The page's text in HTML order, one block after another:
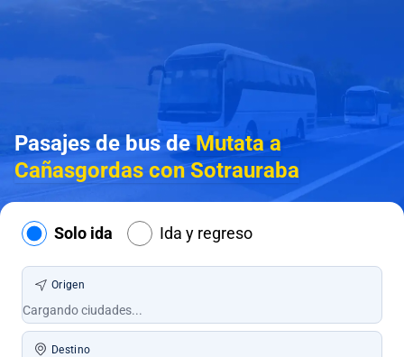
Pasajes de bus deMutata a
Cañasgordas con Sotrauraba
Solo ida Ida y regreso
Origen
Destino